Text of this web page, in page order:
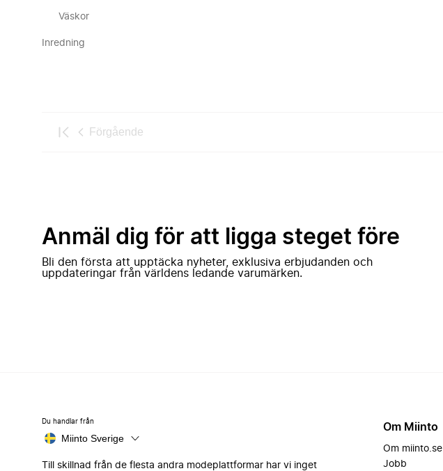
Väskor
Inredning
Förgående
Anmäl dig för att ligga steget före
Bli den första att upptäcka nyheter, exklusiva erbjudanden och
uppdateringar från världens ledande varumärken.
Du handlar från
Miinto Sverige
Till skillnad från de flesta andra modeplattformar har vi inget
Om Miinto
Om miinto.se
Jobb